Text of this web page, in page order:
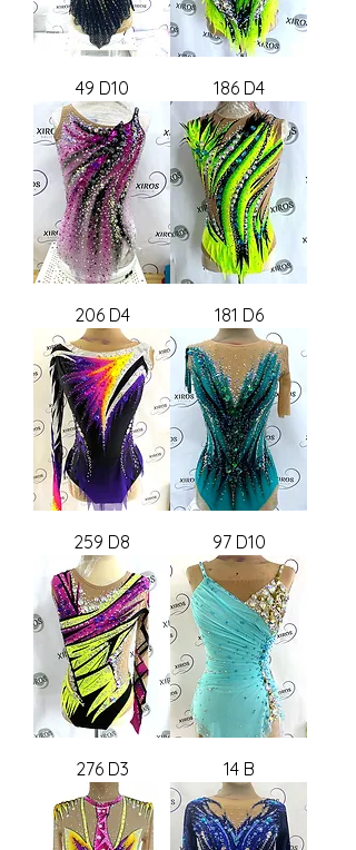
49 D10 186 D4
206 D4 181 D6
259 D8 97 D10
276 D3 14 B